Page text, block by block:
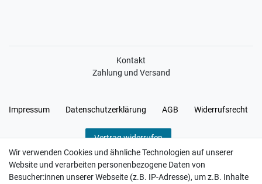
Kontakt
Zahlung und Versand
Impressum Daten­schutz­erklärung AGB Widerrufs­recht
Vertrag widerrufen
Wir verwenden Cookies und ähnliche Technologien auf unserer
Website und verarbeiten personenbezogene Daten von
Besucher:innen unserer Webseite (z.B. IP-Adresse), um z.B. Inhalte